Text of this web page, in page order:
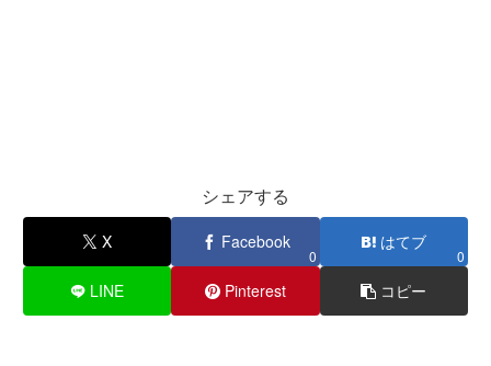
シェアする
X Facebook
0
はてブ
0
LINE Pinterest コピー